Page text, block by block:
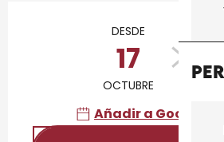
Horarios y datos
DESDE
17
OCTUBRE
Añadir a Google